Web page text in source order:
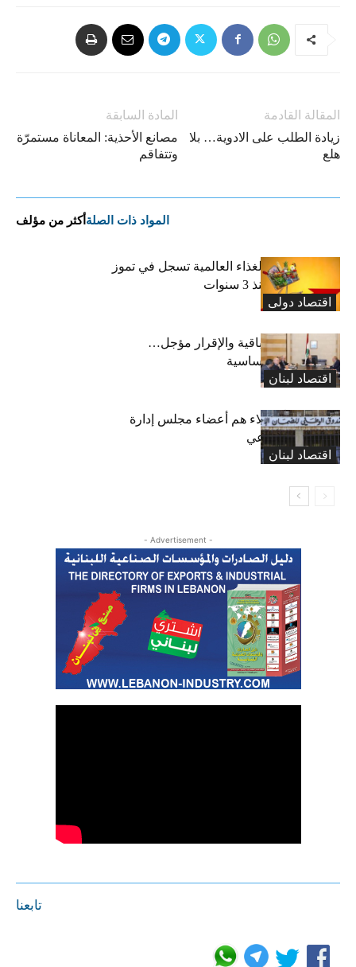
المادة السابقة
مصانع الأحذية: المعاناة مستمرّة
وتتفاقم
المقالة القادمة
زيادة الطلب على الادوية… بلا
هلع
المواد ذات الصلةأكثر من مؤلف
اقتصاد دولی
“الفاو”: أسعار الغذاء العالمية تسجل في تموز
أعلى مستوى منذ 3 سنوات
اقتصاد لبنان
رسوم النفايات باقية والإقرار مؤجل…
واستثناء لمواد أساسية
اقتصاد لبنان
بعد 19 عاماً: هؤلاء هم أعضاء مجلس إدارة
الضمان الاجتماعي
- Advertisement -
تابعنا